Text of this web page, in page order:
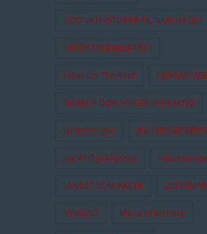
GODNATHISTORIER TIL NABOLAGET
HESTESTOLESELSKABET
Hitler On The Roof
INDEN VI DØR SYNGER VI EN SANG
Jantedrengen JEG HEDDER
Jeg Vil Også Kysses
LANDET SOM IKKE ER
MAIREAD Maria Vinterberg